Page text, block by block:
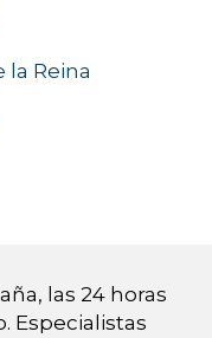
la Reina
las 24 horas
Especialistas